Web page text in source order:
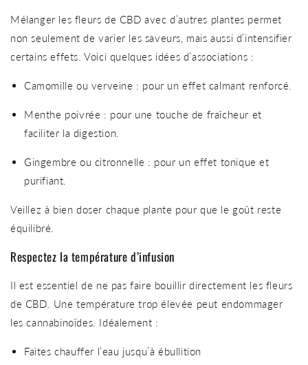
Mélanger les fleurs de CBD avec d’autres plantes permet
non seulement de varier les saveurs, mais aussi d’intensifier
certains effets. Voici quelques idées d’associations :
Camomille ou verveine : pour un effet calmant renforcé.
Menthe poivrée : pour une touche de fraîcheur et
faciliter la digestion.
Gingembre ou citronnelle : pour un effet tonique et
purifiant.
Veillez à bien doser chaque plante pour que le goût reste
équilibré.
Respectez la température d’infusion
Il est essentiel de ne pas faire bouillir directement les fleurs
de CBD. Une température trop élevée peut endommager
les cannabinoïdes. Idéalement :
Faites chauffer l’eau jusqu’à ébullition